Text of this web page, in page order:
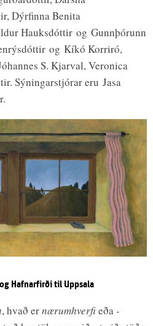
Dýrfinna Benita
Hauksdóttir og Gunnþórunn
og Kíkó Korriró,
S. Kjarval, Veronica
Sýningarstjórar eru Jasa
Hafnarfirði til Uppsala
, hvað ernærumhverfi eða -